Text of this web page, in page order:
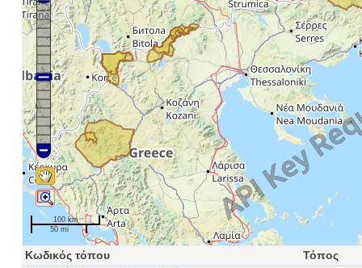
100 km
50 mi
Κωδικός τόπου
Τόπος